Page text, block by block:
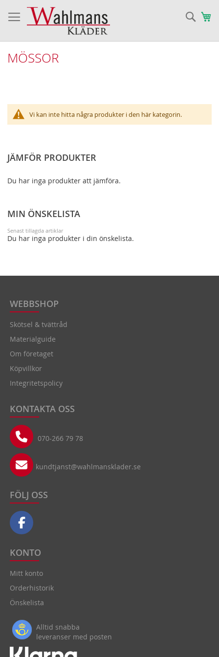
Sök
MÖSSOR
Vi kan inte hitta några produkter i den här kategorin.
JÄMFÖR PRODUKTER
Du har inga produkter att jämföra.
MIN ÖNSKELISTA
Senast tillagda artiklar
Du har inga produkter i din önskelista.
WEBBSHOP
Skötsel & tvättråd
Materialguide
Om företaget
Köpvillkor
Integritetspolicy
KONTAKTA OSS
070-266 79 78
kundtjanst@wahlmansklader.se
FÖLJ OSS
KONTO
Mitt konto
Orderhistorik
Önskelista
Alltid snabba
leveranser med posten